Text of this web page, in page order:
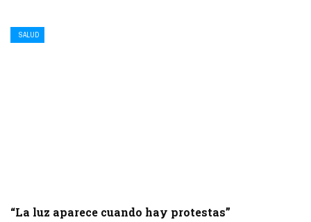
SALUD
“La luz aparece cuando hay protestas”